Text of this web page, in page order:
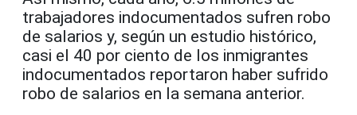
trabajadores indocumentados sufren robo
de salarios y, según un estudio histórico,
casi el 40 por ciento de los inmigrantes
indocumentados reportaron haber sufrido
robo de salarios en la semana anterior.